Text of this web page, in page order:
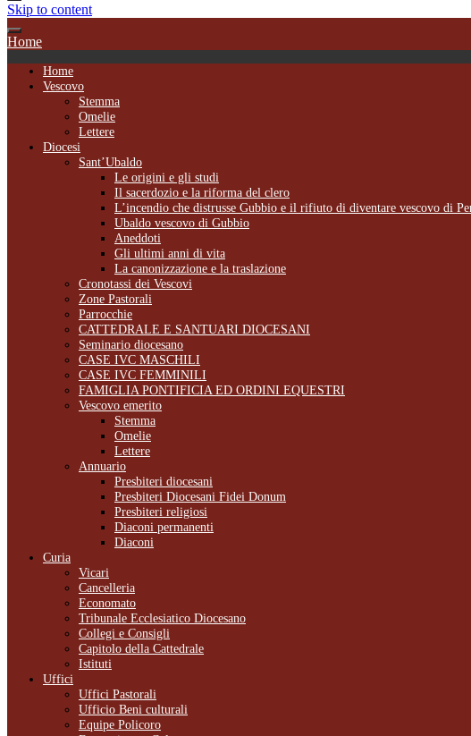
Skip to content
Home
Home
Vescovo
Stemma
Omelie
Lettere
Diocesi
Sant’Ubaldo
Le origini e gli studi
Il sacerdozio e la riforma del clero
L’incendio che distrusse Gubbio e il rifiuto di diventare vescovo di
Ubaldo vescovo di Gubbio
Aneddoti
Gli ultimi anni di vita
La canonizzazione e la traslazione
Cronotassi dei Vescovi
Zone Pastorali
Parrocchie
CATTEDRALE E SANTUARI DIOCESANI
Seminario diocesano
CASE IVC MASCHILI
CASE IVC FEMMINILI
FAMIGLIA PONTIFICIA ED ORDINI EQUESTRI
Vescovo emerito
Stemma
Omelie
Lettere
Annuario
Presbiteri diocesani
Presbiteri Diocesani Fidei Donum
Presbiteri religiosi
Diaconi permanenti
Diaconi
Curia
Vicari
Cancelleria
Economato
Tribunale Ecclesiatico Diocesano
Collegi e Consigli
Capitolo della Cattedrale
Istituti
Uffici
Uffici Pastorali
Ufficio Beni culturali
Equipe Policoro